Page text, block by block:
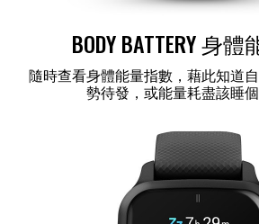
BODY BATTERY 身
隨時查看身體能量指數，藉此知道
勢待發，或能量耗盡該睡個